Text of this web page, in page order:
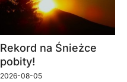
Rekord na Śnieżce
pobity!
2026-08-05